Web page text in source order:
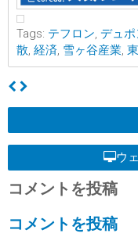
Tags: テフロン, デュ
散, 経済, 雪ヶ谷産業,
ウ
コメントを投稿
コメントを投稿